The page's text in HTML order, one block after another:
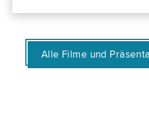
Alle Filme und